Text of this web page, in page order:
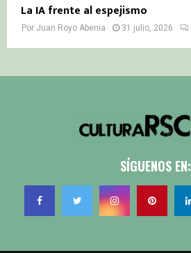
La IA frente al espejismo
Por Juan Royo Abenia 31 julio, 2026
SÍGUENOS EN: